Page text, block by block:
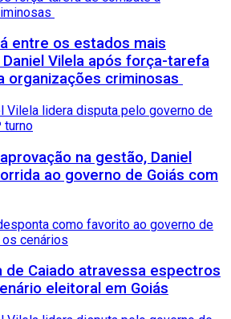
entre os estados mais
Vilela após força-tarefa
organizações criminosas
na gestão, Daniel
ao governo de Goiás com
de Caiado atravessa espectros
eleitoral em Goiás